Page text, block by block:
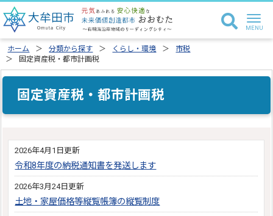
ホーム 分類から探す くらし・環境
市税
固定資産税・都市計画税
固定資産税・都市計画税
2026年4月1日更新
令和8年度の納税通知書を発送します
2026年3月24日更新
土地・家屋価格等縦覧帳簿の縦覧制度